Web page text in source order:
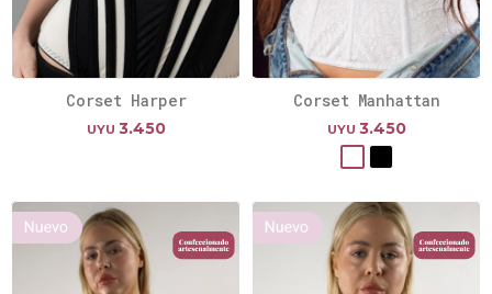
Corset Harper
UYU 3.450
Corset Manhattan
UYU 3.450